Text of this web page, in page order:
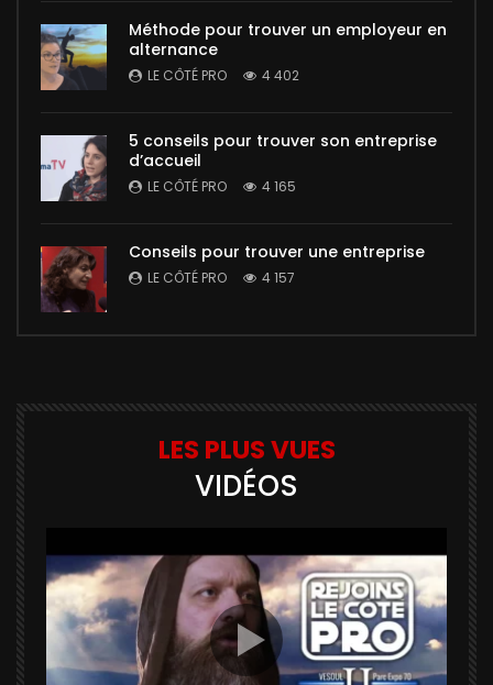
Méthode pour trouver un employeur en
alternance
LE CÔTÉ PRO 4 402
5 conseils pour trouver son entreprise
d’accueil
LE CÔTÉ PRO 4 165
Conseils pour trouver une entreprise
LE CÔTÉ PRO 4 157
LES PLUS VUES
VIDÉOS